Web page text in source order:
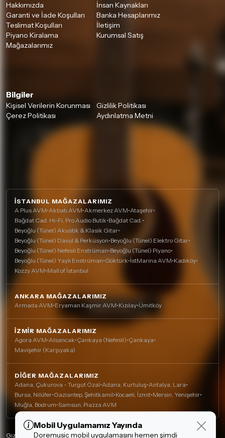
Hakkımızda
İnsan Kaynakları
Garanti ve İade Koşulları
Banka Hesaplarımız
Teslimat Koşulları
İletişim
Piyano Kiralama
Kurumsal Satış
Mağazalarımız
Bilgiler
Kişisel Verilerin Korunması
Gizlilik Politikası
Çerez Politikası
Aydınlatma Metni
İSTANBUL MAĞAZALARIMIZ
A Plus AVM•Akbatı AVM•Akmerkez AVM•Ataşehir•
Bağdat Cad. Hi-Fi, Pro Audio Butik•Bağdat Cad.•
Beyoğlu (Tünel) Akustik & Klasik Gitar•
Beyoğlu (Tünel) Davul & Perküsyon•Beyoğlu (Tünel) Elektro Gitar•
Beyoğlu (Tünel) Nefesli Enstrüman•Beyoğlu (Tünel) Piyano•
Beyoğlu (Tünel) Yaylı Enstrüman•Göktürk•İstMarina AVM•Kadıköy•
Kozzy AVM•Mall of İstanbul
ANKARA MAĞAZALARIMIZ
Armada AVM•Eryaman Kaşmir AVM•Kızılay•Ümitköy
İZMIR MAĞAZALARIMIZ
Agora AVM•Alsancak•Çankaya (Nefesli)•Çankaya•
Mavişehir (Karşıyaka)
DIĞER MAĞAZALARIMIZ
Adana, Çukurova - Turgut Özal•Adana, Kurtuluş•Antalya, Lara•
Bursa, Nilüfer•Gaziantep, Şehitkamil•Kocaeli, İzmit•Mersin, Yenişehir•
Muğla, Bodrum•Samsun, Piazza AVM
Gizlilik Politikası
Çerez Kullanımı
Alışveriş deneyiminizi iyileştirmek için yasal
Mobil Uygulamamız Yayında
Doremusic mobil uygulamasını hemen şimdi